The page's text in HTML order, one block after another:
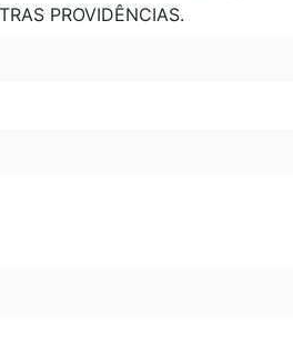
PROVIDÊNCIAS.